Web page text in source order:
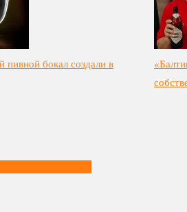
бокал создали в